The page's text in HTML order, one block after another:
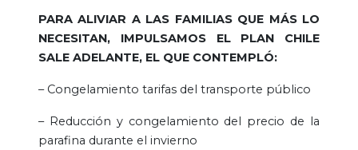
PARA ALIVIAR A LAS FAMILIAS QUE MÁS LO
NECESITAN, IMPULSAMOS EL PLAN CHILE
SALE ADELANTE, EL QUE CONTEMPLÓ:
– Congelamiento tarifas del transporte público
– Reducción y congelamiento del precio de la
parafina durante el invierno